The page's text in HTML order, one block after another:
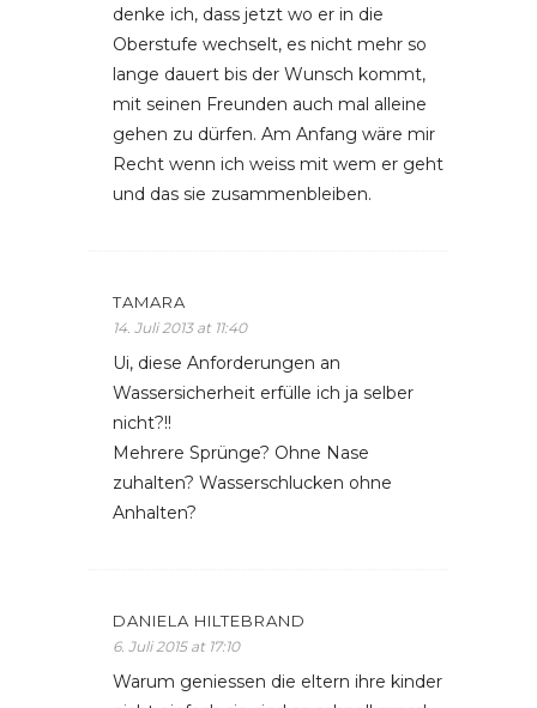
denke ich, dass jetzt wo er in die
Oberstufe wechselt, es nicht mehr so
lange dauert bis der Wunsch kommt,
mit seinen Freunden auch mal alleine
gehen zu dürfen. Am Anfang wäre mir
Recht wenn ich weiss mit wem er geht
und das sie zusammenbleiben.
TAMARA
14. Juli 2013 at 11:40
Ui, diese Anforderungen an
Wassersicherheit erfülle ich ja selber
nicht?!!
Mehrere Sprünge? Ohne Nase
zuhalten? Wasserschlucken ohne
Anhalten?
DANIELA HILTEBRAND
6. Juli 2015 at 17:10
Warum geniessen die eltern ihre kinder